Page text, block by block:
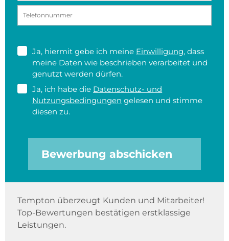
Ja, hiermit gebe ich meine Einwilligung, dass
meine Daten wie beschrieben verarbeitet und
genutzt werden dürfen.
Ja, ich habe die Datenschutz- und
Nutzungsbedingungen gelesen und stimme
diesen zu.
Bewerbung abschicken
Tempton überzeugt Kunden und Mitarbeiter!
Top-Bewertungen bestätigen erstklassige
Leistungen.